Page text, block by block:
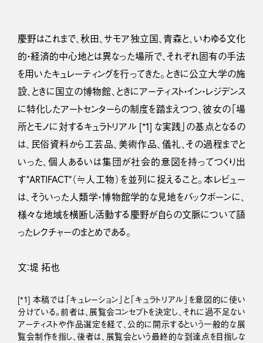
慶野はこれまで、秋田、サモア独立国、青森と、いわゆる文化
的・経済的中心地とは異なった場所で、それぞれ固有の手法
を用いたキュレーティングを行ってきた。ときに公立大学の施
設、ときに国立の博物館、ときにアーティスト・イン・レジデンス
に特化したアートセンターらの制度を踏まえつつ、彼女の「場
所とモノに対するキュラトリアル [*1] な実践」の基点となるの
は、民俗資料から工芸品、美術作品、儀礼、その過程までと
いった、個人あるいは集団が社会的意図を持ってつくり出
す“ARTIFACT”（≒人工物）を並列に捉えること。本レビュー
は、そういった人類学・博物館学的な見地をバックボーンに、
様々な地域を横断し活動する慶野が自らの文脈について語
ったレクチャーのまとめである。
文：堤 拓也
[*1] 本稿では「キュレーション」と「キュラトリアル」を意図的に使い
分けている。前者は、展覧会コンセプトを決定し、それに過不足ない
アーティストや作品選定を経て、公的に開示するという一般的な展
覧会制作を指し、後者は、展覧会という最終的な到達点を目指しな